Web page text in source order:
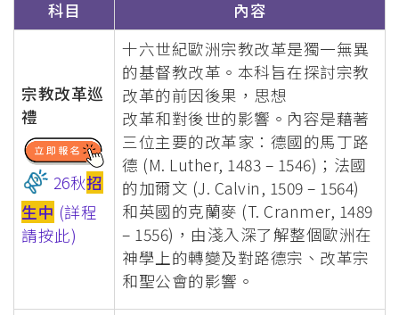
科目 內容
宗教改革巡
禮
26秋招
生中 (詳程
請按此)
十六世紀歐洲宗教改革是獨一無異
的基督教改革。本科旨在探討宗教
改革的前因後果，思想
改革和對後世的影響。內容是藉著
三位主要的改革家：德國的馬丁路
德 (M. Luther, 1483 – 1546)；法國
的加爾文 (J. Calvin, 1509 – 1564)
和英國的克蘭麥 (T. Cranmer, 1489
– 1556)，由淺入深了解整個歐洲在
神學上的轉變及對路德宗、改革宗
和聖公會的影響。